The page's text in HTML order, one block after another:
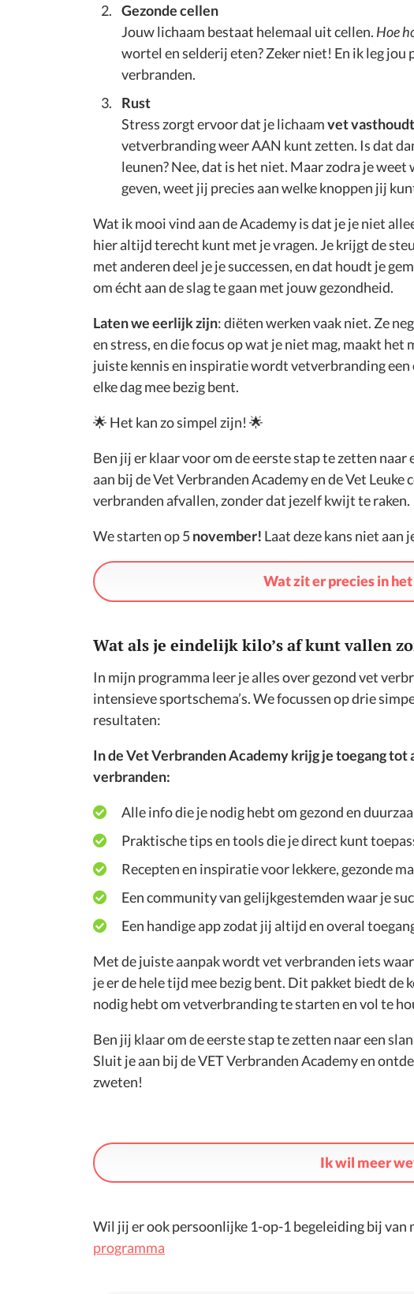
Gezonde cellen
Jouw lichaam bestaat helemaal uit cellen. Hoe
wortel en selderij eten? Zeker niet! En ik leg
verbranden.
Rust
Stress zorgt ervoor dat je lichaamvet vasthoudt
vetverbranding weer AAN kunt zetten. Is dat
leunen? Nee, dat is het niet. Maar zodra je
geven, weet jij precies aan welke knoppen jij
Wat ik mooi vind aan de Academy is dat je je niet
hier altijd terecht kunt met je vragen. Je krijgt de
met anderen deel je je successen, en dat houdt je
om écht aan de slag te gaan met jouw gezondheid.
Laten we eerlijk zijn: diëten werken vaak niet. Ze
en stress, en die focus op wat je niet mag, maakt
juiste kennis en inspiratie wordt vetverbranding een
elke dag mee bezig bent.
🌟 Het kan zo simpel zijn! 🌟
Ben jij er klaar voor om de eerste stap te zetten naar
aan bij de Vet Verbranden Academy en de Vet
verbranden afvallen, zonder dat jezelf kwijt te raken.
We starten op 5november! Laat deze kans niet aan
Wat zit er precies in
Wat als je eindelijk kilo’s af kunt vallen
In mijn programma leer je alles over gezond vet
intensieve sportschema’s. We focussen op drie
resultaten:
In de Vet Verbranden Academy krijg je toegang tot
verbranden:
Alle info die je nodig hebt om gezond en
Praktische tips en tools die je direct kunt
Recepten en inspiratie voor lekkere, gezonde
Een community van gelijkgestemden waar je
Een handige app zodat jij altijd en overal
Met de juiste aanpak wordt vet verbranden iets
je er de hele tijd mee bezig bent. Dit pakket biedt de
nodig hebt om vetverbranding te starten en vol te
Ben jij klaar om de eerste stap te zetten naar een
Sluit je aan bij de VET Verbranden Academy en
zweten!
Ik wil meer
Wil jij er ook persoonlijke 1-op-1 begeleiding bij van
programma